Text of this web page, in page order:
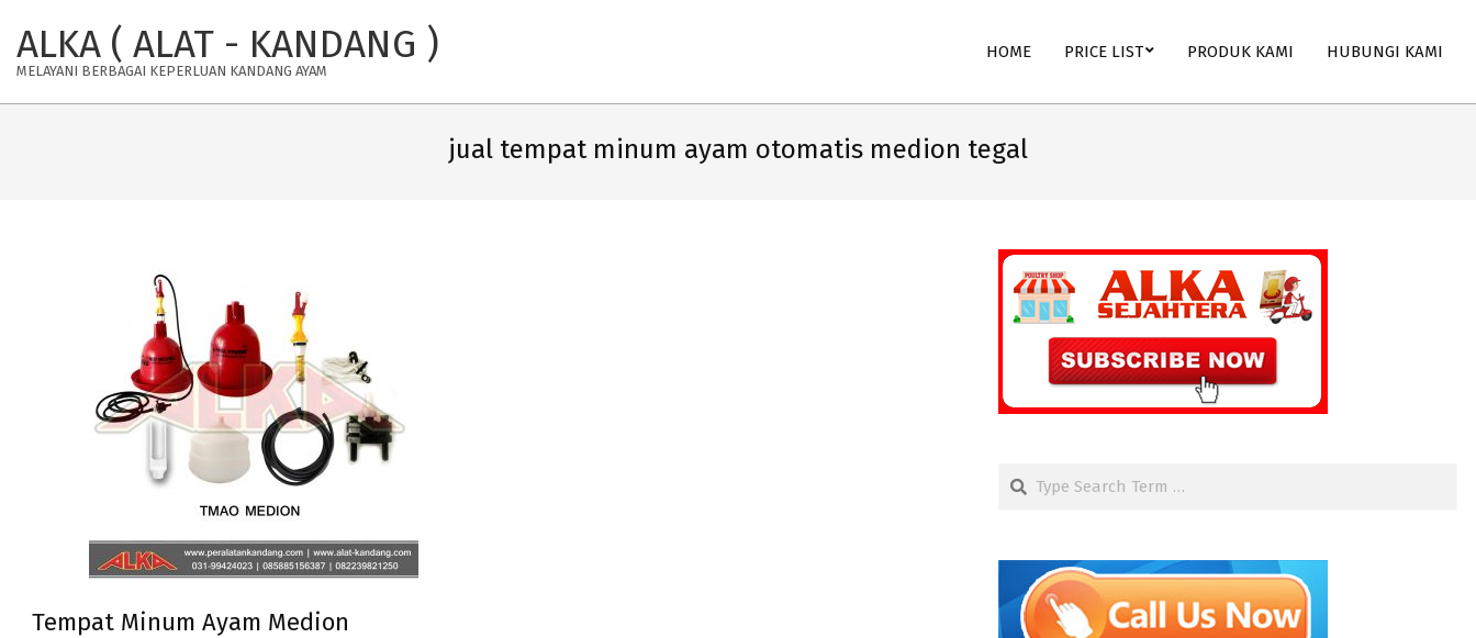
content
ALKA ( ALAT - KANDANG )
MELAYANI BERBAGAI KEPERLUAN KANDANG AYAM
HOME PRICE LIST PRODUK KAMI HUBUNGI KAMI
jual tempat minum ayam otomatis medion tegal
Tempat Minum Ayam Medion
Search